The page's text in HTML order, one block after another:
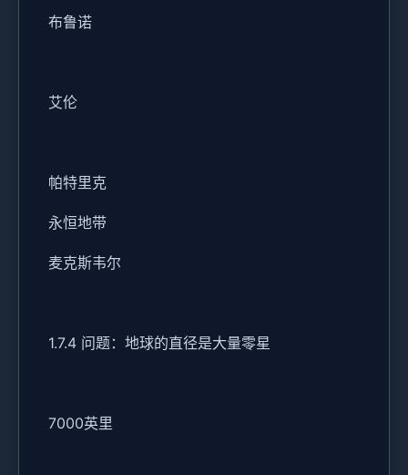
布鲁诺
艾伦
帕特里克
永恒地带
麦克斯韦尔
1.7.4 问题：地球的直径是大量零星
7000英里